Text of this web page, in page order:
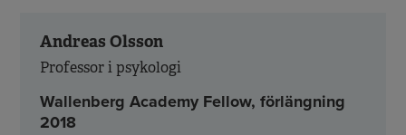
Andreas Olsson
Professor i psykologi
Wallenberg Academy Fellow, förlängning
2018